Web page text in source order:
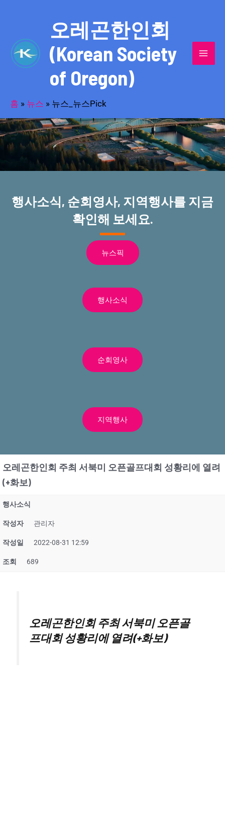
오레곤한인회
(Korean Society
of Oregon)
홈 » 뉴스 » 뉴스_뉴스Pick
반세기의 세월을 품고 동포사회를 섬겨온
오레곤한인회!
행사소식, 순회영사, 지역행사를 지금
확인해 보세요.
뉴스픽
행사소식
순회영사
지역행사
오레곤한인회 주최 서북미 오픈골프대회 성황리에 열려
(+화보)
행사소식
작성자 관리자
작성일 2022-08-31 12:59
조회 689
오레곤한인회 주최 서북미 오픈골
프대회 성황리에 열려(+화보)